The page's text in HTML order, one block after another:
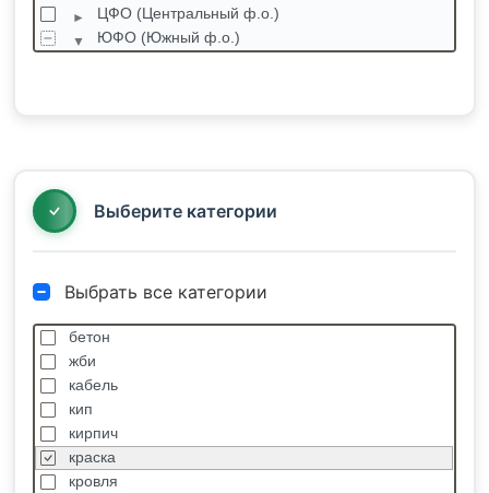
ЦФО (Центральный ф.о.)
ЮФО (Южный ф.о.)
Выберите категории
Выбрать все категории
бетон
жби
кабель
кип
кирпич
краска
кровля